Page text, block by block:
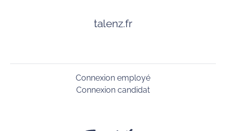
talenz.fr
Connexion employé
Connexion candidat